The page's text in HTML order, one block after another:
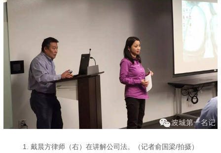
1. 戴晨方律师（右）在讲解公司法。（记者俞国梁/拍摄）